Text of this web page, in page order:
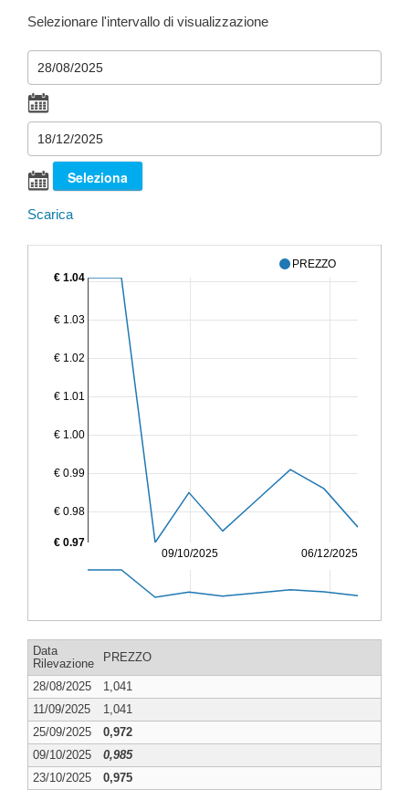
Selezionare l'intervallo di visualizzazione
Scarica
PREZZO
09/10/2025 06/12/2025
€ 0.98
€ 0.99
€ 1.00
€ 1.01
€ 1.02
€ 1.03
€ 0.97
€ 1.04
Data
Rilevazione
PREZZO
28/08/2025
1,041
11/09/2025
1,041
25/09/2025
0,972
09/10/2025
0,985
23/10/2025
0,975